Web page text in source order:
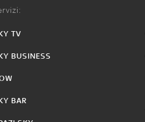
TV
BUSINESS
BAR